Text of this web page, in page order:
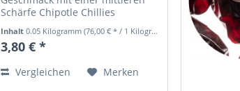
Schärfe Chipotle Chillies
Aroma besonders
Schmorrgerichte, Eintöpfe und
Geschmack...
Inhalt0.05 Kilogramm(76,00 € * / 1 Kilogramm)
3,80 € *
Vergleichen Merken